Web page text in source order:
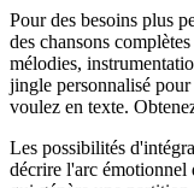
Pour des besoins plus
des chansons
mélodies,
jingle personnalisé
voulez en texte.
Les possibilités
décrire l'arc émotionnel